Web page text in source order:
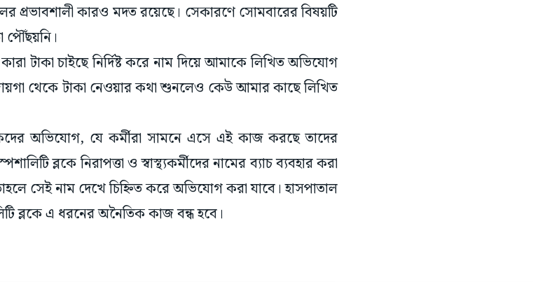
প্রভাবশালী কারও মদত রয়েছে। সেকারণে সোমবারের বিষয়টি
পৌঁছয়নি।
টাকা চাইছে নির্দিষ্ট করে নাম দিয়ে আমাকে লিখিত অভিযোগ
থেকে টাকা নেওয়ার কথা শুনলেও কেউ আমার কাছে লিখিত
অভিযোগ, যে কর্মীরা সামনে এসে এই কাজ করছে তাদের
ব্লকে নিরাপত্তা ও স্বাস্থ্যকর্মীদের নামের ব্যাচ ব্যবহার করা
সেই নাম দেখে চিহ্নিত করে অভিযোগ করা যাবে। হাসপাতাল
ব্লকে এ ধরনের অনৈতিক কাজ বন্ধ হবে।